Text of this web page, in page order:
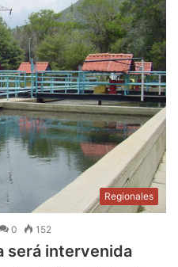
Regionales
0 152
será intervenida